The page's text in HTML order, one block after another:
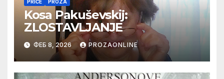
PRIČE PROZA
Kosa Pakuševskij:
ZLOSTAVLJANJE
ФЕБ 8, 2026 PROZAONLINE